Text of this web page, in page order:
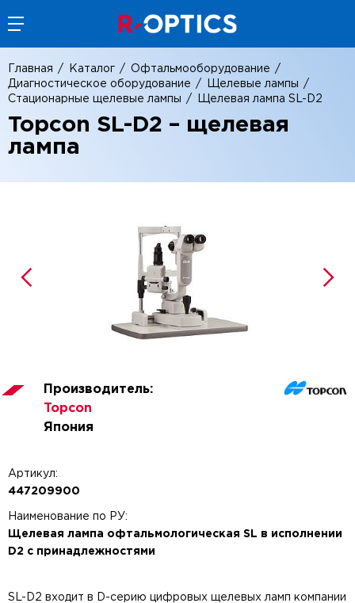
Главная Каталог
Офтальмооборудование
Диагностическое оборудование
Щелевые лампы
Стационарные щелевые лампы
Щелевая лампа SL-D2
Topcon SL-D2 – щелевая
лампа
Производитель:
Topcon
Япония
Артикул:
447209900
Наименование по РУ:
Щелевая лампа офтальмологическая SL в исполнении
D2 с принадлежностями
SL-D2 входит в D-серию цифровых щелевых ламп компании